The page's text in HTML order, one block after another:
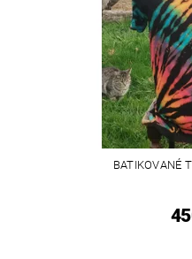
BATIKOVANÉ